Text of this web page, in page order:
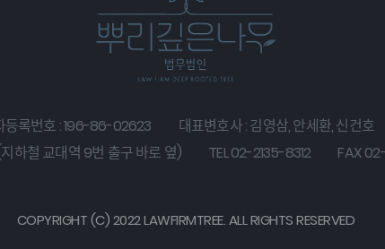
등록번호 : 196-86-02623 대표변호사 : 김영삼, 안세환, 신건호
하철 교대역 9번 출구 바로 옆)
TEL 02-2135-8312 FAX
COPYRIGHT (C) 2022 LAWFIRMTREE. ALL RIGHTS RESERVED